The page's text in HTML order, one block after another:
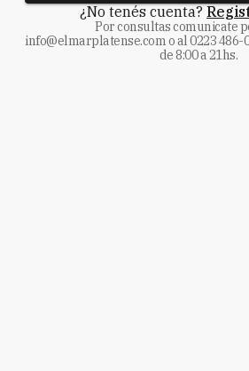
¿No tenés cuenta?
Por consultas comunicate
info@elmarplatense.como al0223 486-
de 8:00 a 21hs.